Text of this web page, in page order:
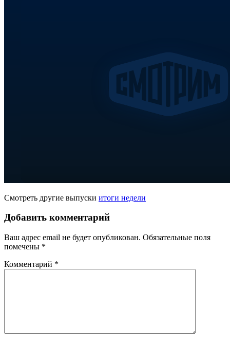
Смотреть другие выпуски итоги недели
Добавить комментарий
Ваш адрес email не будет опубликован. Обязательные поля
помечены *
Комментарий *